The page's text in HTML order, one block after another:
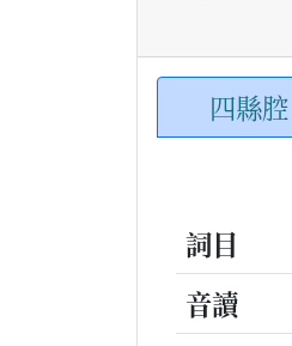
四縣腔
詞目
音讀